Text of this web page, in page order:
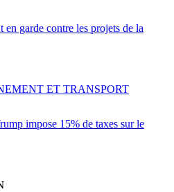
en garde contre les projets de la
impose 15% de taxes sur le
ET TRANSPORT